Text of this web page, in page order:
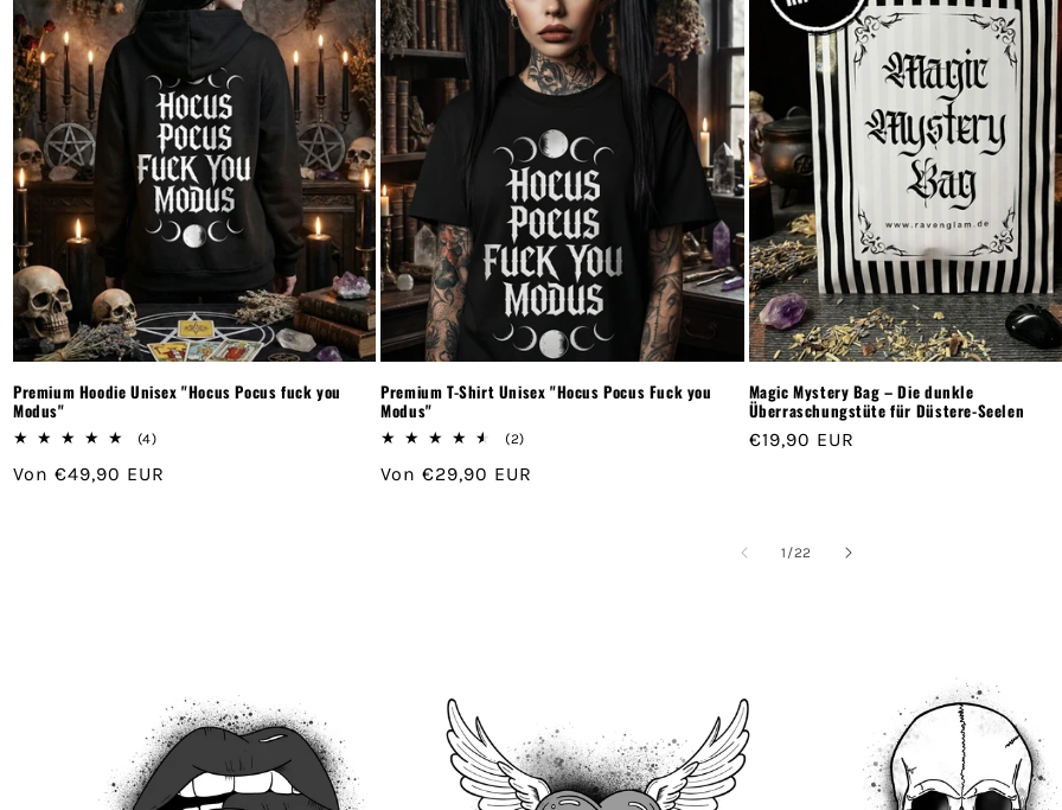
Premium Hoodie Unisex "Hocus Pocus fuck you
Modus"
(4)4
insgesamt
Normaler
Von €49,90 EUR
Premium T-Shirt Unisex "Hocus Pocus Fuck you
Modus"
(2)2
insgesamt
Normaler
Von €29,90 EUR
Magic Mystery Bag – Die dunkle
Überraschungstüte für Düstere-Seelen
Normaler
€19,90 EUR
1 /von
22